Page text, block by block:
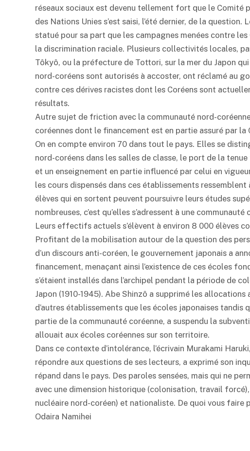
réseaux sociaux est devenu tellement fort que le Comité
des Nations Unies s’est saisi, l’été dernier, de la question.
statué pour sa part que les campagnes menées contre
la discrimination raciale. Plusieurs collectivités locales,
Tôkyô, ou la préfecture de Tottori, sur la mer du Japon
nord-coréens sont autorisés à accoster, ont réclamé au
contre ces dérives racistes dont les Coréens sont
résultats.
Autre sujet de friction avec la communauté nord-
coréennes dont le financement est en partie assuré par
On en compte environ 70 dans tout le pays. Elles se
nord-coréens dans les salles de classe, le port de la
et un enseignement en partie influencé par celui en
les cours dispensés dans ces établissements
élèves qui en sortent peuvent poursuivre leurs études
nombreuses, c’est qu’elles s’adressent à une
Leurs effectifs actuels s’élèvent à environ 8 000 élèves
Profitant de la mobilisation autour de la question des
d’un discours anti-coréen, le gouvernement japonais a
financement, menaçant ainsi l’existence de ces écoles
s’étaient installés dans l’archipel pendant la période de
Japon (1910-1945). Abe Shinzô a supprimé les
d’autres établissements que les écoles japonaises tandis
partie de la communauté coréenne, a suspendu la
allouait aux écoles coréennes sur son territoire.
Dans ce contexte d’intolérance, l’écrivain Murakami
répondre aux questions de ses lecteurs, a exprimé son
répand dans le pays. Des paroles sensées, mais qui ne
avec une dimension historique (colonisation, travail
nucléaire nord-coréen) et nationaliste. De quoi vous faire
Odaira Namihei